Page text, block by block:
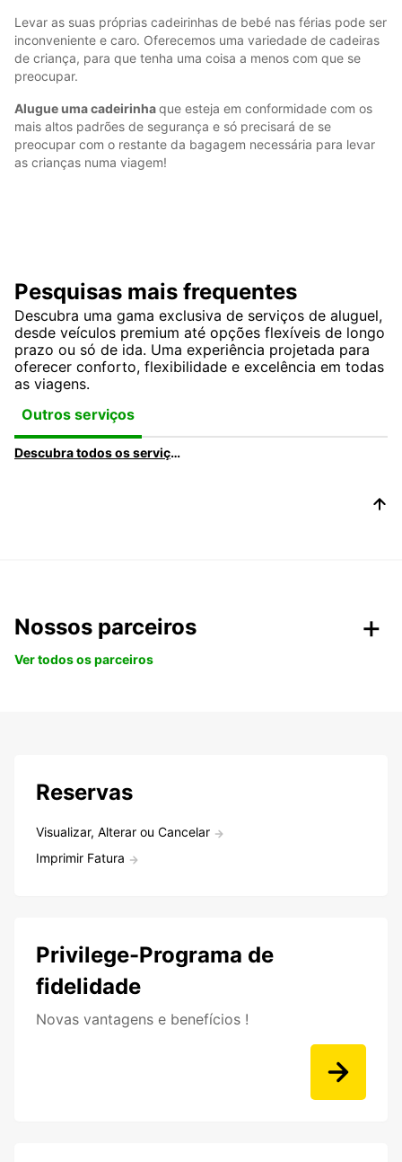
Levar as suas próprias cadeirinhas de bebé nas férias pode ser
inconveniente e caro. Oferecemos uma variedade de cadeiras
de criança, para que tenha uma coisa a menos com que se
preocupar.
Alugue uma cadeirinhaque esteja em conformidade com os
mais altos padrões de segurança e só precisará de se
preocupar com o restante da bagagem necessária para levar
as crianças numa viagem!
Pesquisas mais frequentes
Descubra uma gama exclusiva de serviços de aluguel,
desde veículos premium até opções flexíveis de longo
prazo ou só de ida. Uma experiência projetada para
oferecer conforto, flexibilidade e excelência em todas
as viagens.
Outros serviços
Descubra todos os serviços e produtos de aluguer de automóveis na Europcar
Nossos parceiros
Ver todos os parceiros
Reservas
Visualizar, Alterar ou Cancelar
Imprimir Fatura
Privilege-Programa de
fidelidade
Novas vantagens e benefícios !